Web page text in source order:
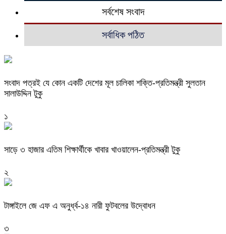
সর্বশেষ সংবাদ
সর্বাধিক পঠিত
সংবাদ পত্রই যে কোন একটি দেশের মূল চালিকা শক্তি-প্রতিমন্ত্রী সুলতান
সালাউদ্দিন টুকু
১
সাড়ে ৩ হাজার এতিম শিক্ষার্থীকে খাবার খাওয়ালেন-প্রতিমন্ত্রী টুকু
২
টাঙ্গাইলে জে এফ এ অনুর্ধ্ব-১৪ নারী ফুটবলের উদ্বোধন
৩